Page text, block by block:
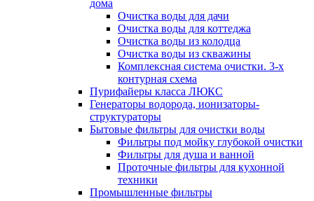
дома
Очистка воды для дачи
Очистка воды для коттеджа
Очистка воды из колодца
Очистка воды из скважины
Комплексная система очистки. 3-х
контурная схема
Пурифайеры класса ЛЮКС
Генераторы водорода, ионизаторы-
структураторы
Бытовые фильтры для очистки воды
Фильтры под мойку глубокой очистки
Фильтры для душа и ванной
Проточные фильтры для кухонной
техники
Промышленные фильтры